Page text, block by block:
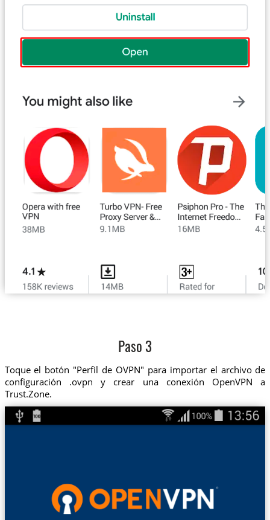
Paso 3
Toque el botón "Perfil de OVPN" para importar el archivo de
configuración .ovpn y crear una conexión OpenVPN a
Trust.Zone.